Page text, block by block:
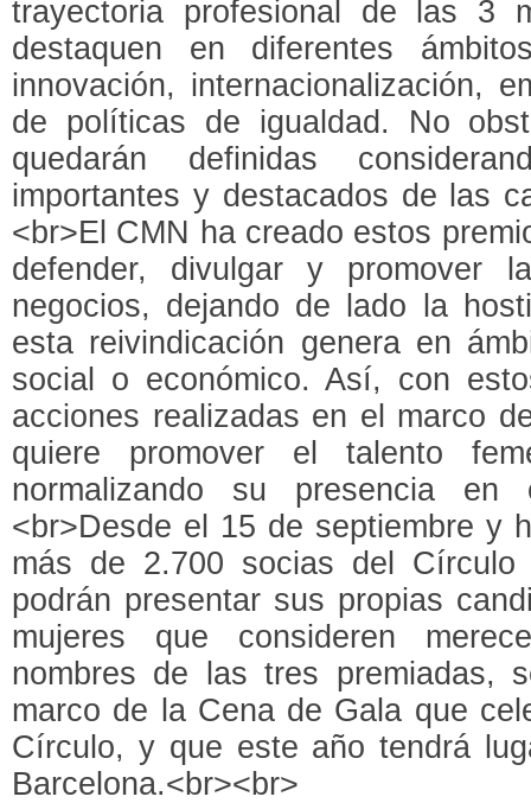
trayectoria profesional de las 3
destaquen en diferentes
innovación, internacionalización,
de políticas de igualdad. No
quedarán definidas
importantes y destacados de las
<br>El CMN ha creado estos
defender, divulgar y promover
negocios, dejando de lado la
esta reivindicación genera en
social o económico. Así, con
acciones realizadas en el marco
quiere promover el talento
normalizando su presencia
<br>Desde el 15 de septiembre y
más de 2.700 socias del
podrán presentar sus propias
mujeres que consideren
nombres de las tres premiadas,
marco de la Cena de Gala que
Círculo, y que este año tendrá
Barcelona.<br><br>